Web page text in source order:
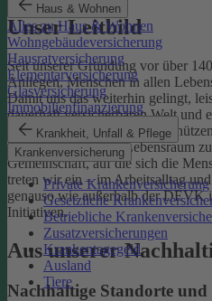
Haus & Wohnen
Alles zu Haus & Wohnen
Wohngebäudeversicherung
Hausratversicherung
Elementarversicherung
Glasversicherung
Immobilienfinanzierung
Krankheit, Unfall & Pflege
Krankenversicherung
Private Krankenversicherung
Gesetzliche
Betriebliche
Zusatzversicherungen
Krankentagegeld
Ausland
Tiere
Unser Leitbild
Seit unserer Gründung vor über
Anliegen, Menschen in allen
Damit uns das weiterhin gelingt,
dauerhaft versicherbaren Welt und
schützen wir das Klima, so
Um einen gesunden Lebensraum
Gemeinschaft, auf die sich die
treten wir ein – im Arbeitsalltag
genauso wie außerhalb der DEVK
Initiativen.
Aus unserer
Nachhaltige Standorte